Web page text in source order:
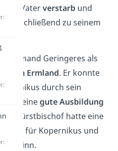
Sein Vaterverstarbund
anschließend zu seinem
niemand Geringeres als
im Ermland. Er konnte
durch sein
einegute Ausbildung
Fürstbischof hatte eine
für Kopernikus und
im Sinn.